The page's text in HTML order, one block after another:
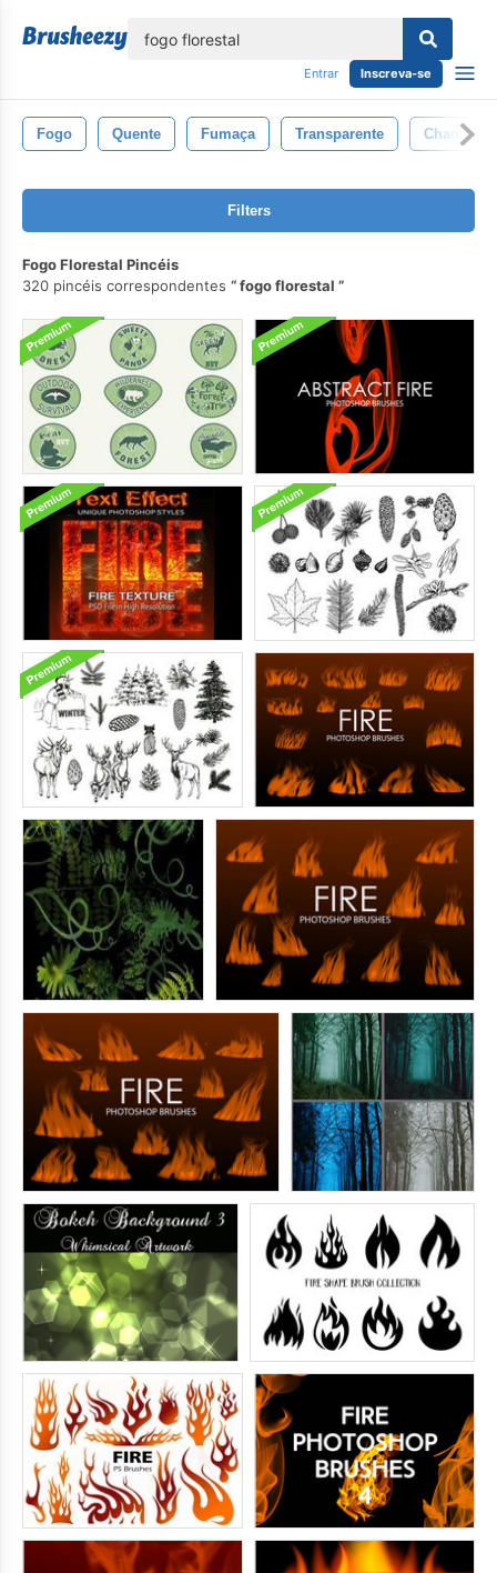
Entrar Inscreva-se
Fogo Quente Fumaça Transparente Chama
Filters
Fogo Florestal Pincéis
320 pincéis correspondentes
fogo florestal